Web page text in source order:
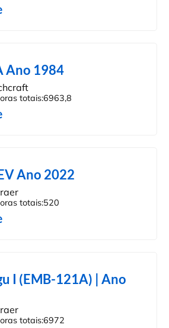
Ano 1984
totais:6963,8
Ano 2022
totais:520
I (EMB-121A) | Ano
totais:6972